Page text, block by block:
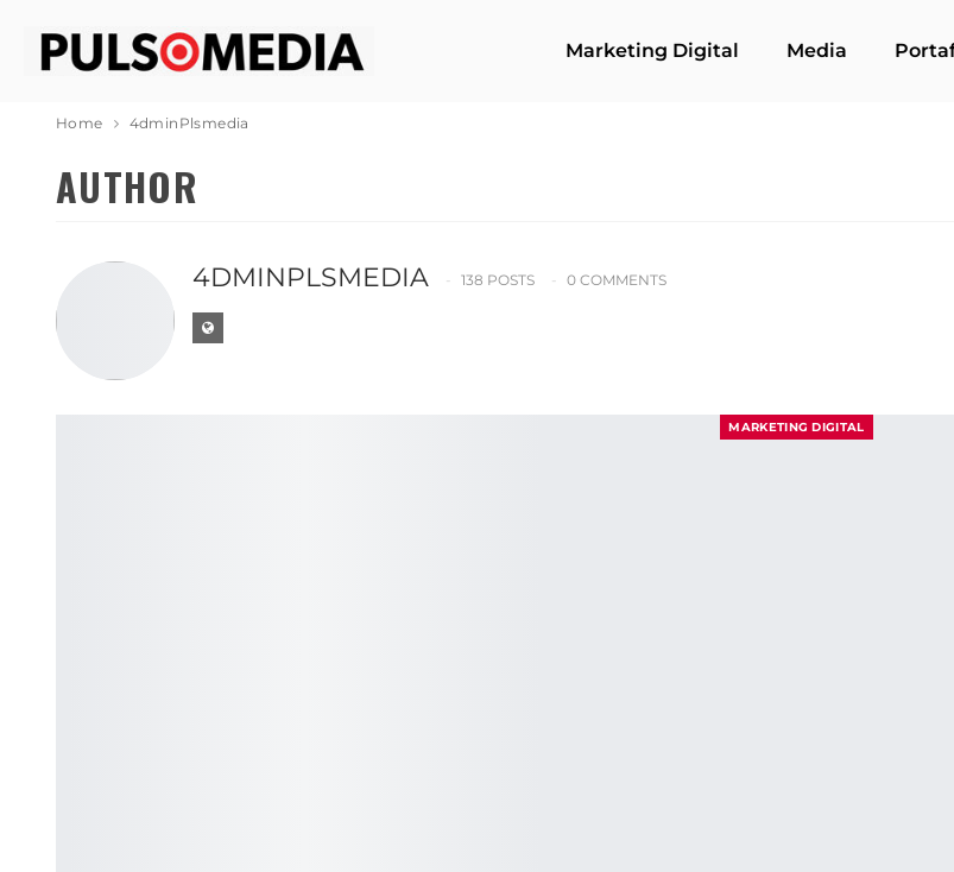
Marketing Digital Media
Home 4dminPlsmedia
AUTHOR
4DMINPLSMEDIA 138 POSTS 0 COMMENTS
MARKETING DIGITAL